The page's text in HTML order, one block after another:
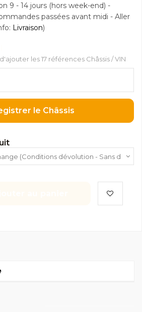
9 - 14 jours (hors week-end) -
passées avant midi - Aller
Livraison)
les 17 références Châssis / VIN
le Châssis